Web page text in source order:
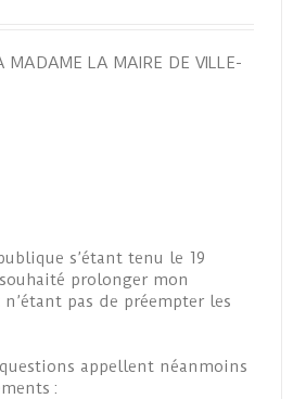
MADAME LA MAIRE DE VILLE-
s’étant tenu le 19
prolonger mon
pas de préempter les
appellent néanmoins
: